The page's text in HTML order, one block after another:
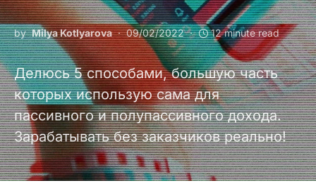
by Milya Kotlyarova 09/02/2022 12 minute read
Делюсь 5 способами, большую часть
которых использую сама для
пассивного и полупассивного дохода.
Зарабатывать без заказчиков реально!